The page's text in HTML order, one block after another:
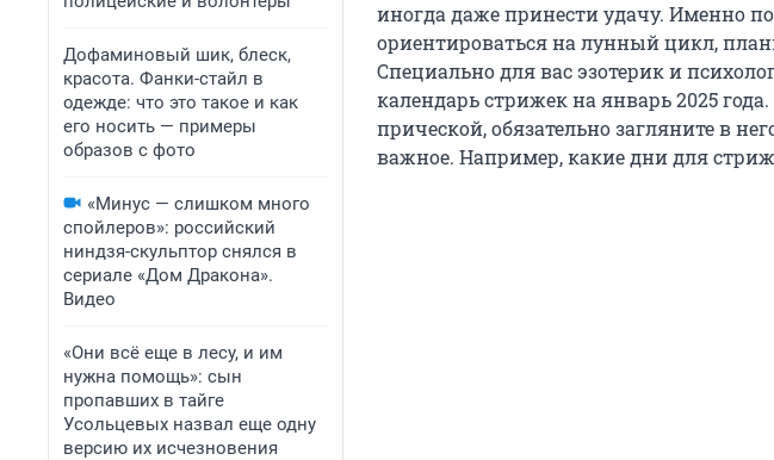
Дофаминовый шик, блеск,
красота. Фанки-стайл в
одежде: что это такое и как
его носить — примеры
образов с фото
«Минус — слишком много
спойлеров»: российский
ниндзя-скульптор снялся в
сериале «Дом Дракона».
Видео
«Они всё еще в лесу, и им
нужна помощь»: сын
пропавших в тайге
Усольцевых назвал еще одну
версию их исчезновения
иногда даже принести удачу. Именно
ориентироваться на лунный цикл,
Специально для вас эзотерик и
календарь стрижек на январь 2025
прической, обязательно загляните в
важное. Например, какие дни для